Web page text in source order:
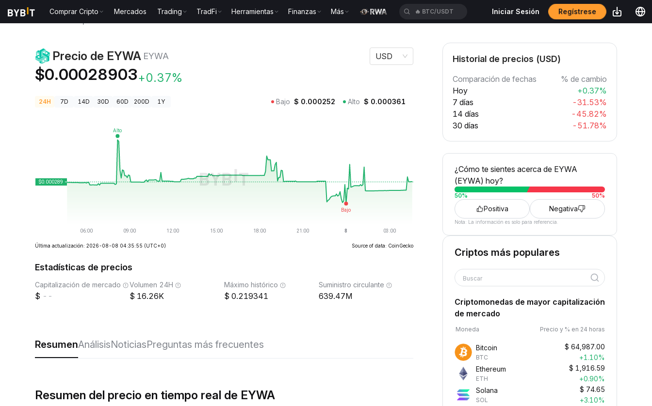
Comprar Cripto Mercados Trading TradFi Herramientas Finanzas Más 🔥 BTC/USDT Iniciar Sesión Regístrese
Precio de EYWA EYWA
$0.00028903+0.37%
USD
24H 7D 14D 30D 60D 200D 1Y Bajo $ 0.000252 Alto $ 0.000361
Última actualización: 2026-08-08 04:35:55 (UTC+0) Source of data: CoinGecko
Estadísticas de precios
Capitalización de mercado
--
Volumen 24H
16.26K
Máximo histórico
0.219341
Suministro circulante
639.47M
ResumenAnálisisNoticiasPreguntas más frecuentes
Resumen del precio en tiempo real de EYWA
Historial de precios (USD)
Comparación de fechas
% de cambio
Hoy
+0.37%
7 días
-31.53%
14 días
-45.82%
30 días
-51.78%
¿Cómo te sientes acerca de EYWA
(EYWA) hoy?
50% 50%
Positiva Negativa
Nota: La información es solo para referencia.
Criptos más populares
Buscar
Criptomonedas de mayor capitalización
de mercado
Moneda Precio y % en 24 horas
Bitcoin
BTC
$ 64,987.00
+1.10%
Ethereum
ETH
$ 1,916.59
+0.90%
Solana
SOL
$ 74.65
+3.10%